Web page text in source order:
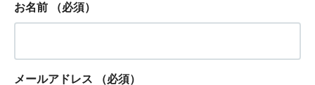
お名前 （必須）
メールアドレス （必須）